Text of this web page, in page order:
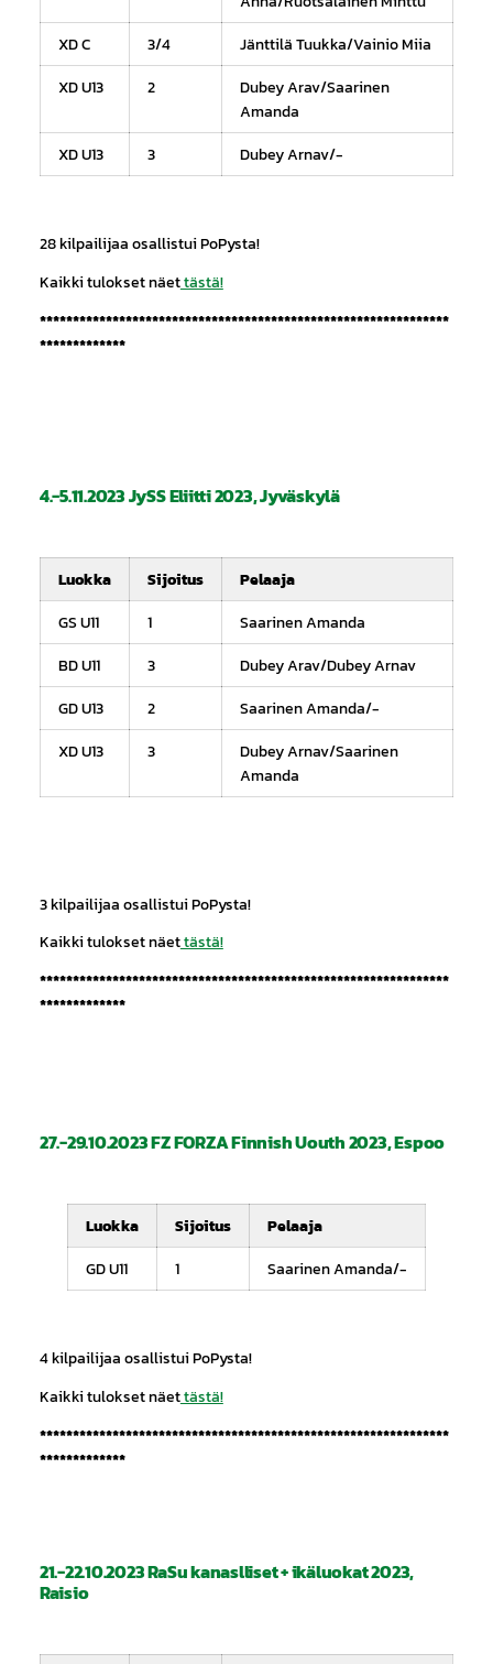
XD C
3/4
Jänttilä Tuukka/Vainio Miia
XD U13
2
Dubey Arav/Saarinen
Amanda
XD U13
3 Dubey Arnav/-
28 kilpailijaa osallistui PoPysta!
Kaikki tulokset näettästä!
**************************************************************
*************
4.-5.11.2023 JySS Eliitti 2023, Jyväskylä
Luokka Sijoitus
Pelaaja
GS U11
1
Saarinen Amanda
BD U11
3
Dubey Arav/Dubey Arnav
GD U13
2
Saarinen Amanda/-
XD U13
3
Dubey Arnav/Saarinen
Amanda
3 kilpailijaa osallistui PoPysta!
Kaikki tulokset näettästä!
**************************************************************
*************
27.-29.10.2023 FZ FORZA Finnish Uouth 2023, Espoo
Luokka Sijoitus
Pelaaja
GD U11
1 Saarinen Amanda/-
4 kilpailijaa osallistui PoPysta!
Kaikki tulokset näettästä!
**************************************************************
*************
21.-22.10.2023 RaSu kanaslliset + ikäluokat 2023,
Raisio